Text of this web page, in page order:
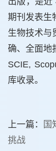
期刊发表生
生物技术与
确、全面地
SCIE,
库收录。
上一篇：
国
挑战